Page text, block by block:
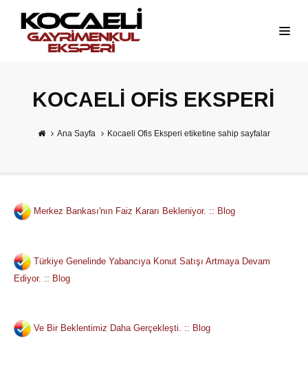
KOCAELI OFIS EKSPERI
Ana Sayfa Kocaeli Ofis Eksperi etiketine sahip sayfalar
Merkez Bankası'nın Faiz Kararı Bekleniyor. :: Blog
Türkiye Genelinde Yabancıya Konut Satışı Artmaya Devam
Ediyor. :: Blog
Ve Bir Beklentimiz Daha Gerçekleşti. :: Blog